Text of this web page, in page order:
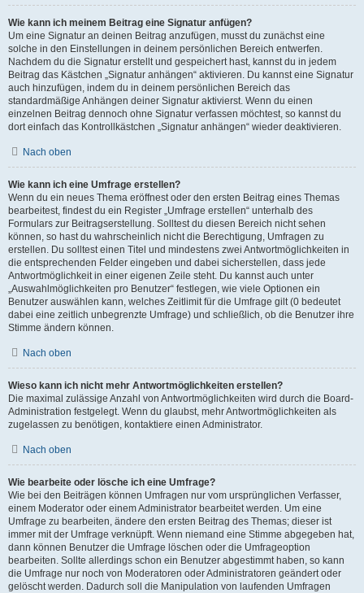
Wie kann ich meinem Beitrag eine Signatur anfügen?
Um eine Signatur an deinen Beitrag anzufügen, musst du zunächst eine
solche in den Einstellungen in deinem persönlichen Bereich entwerfen.
Nachdem du die Signatur erstellt und gespeichert hast, kannst du in jedem
Beitrag das Kästchen „Signatur anhängen“ aktivieren. Du kannst eine Signatur
auch hinzufügen, indem du in deinem persönlichen Bereich das
standardmäßige Anhängen deiner Signatur aktivierst. Wenn du einen
einzelnen Beitrag dennoch ohne Signatur verfassen möchtest, so kannst du
dort einfach das Kontrollkästchen „Signatur anhängen“ wieder deaktivieren.
Nach oben
Wie kann ich eine Umfrage erstellen?
Wenn du ein neues Thema eröffnest oder den ersten Beitrag eines Themas
bearbeitest, findest du ein Register „Umfrage erstellen“ unterhalb des
Formulars zur Beitragserstellung. Solltest du diesen Bereich nicht sehen
können, so hast du wahrscheinlich nicht die Berechtigung, Umfragen zu
erstellen. Du solltest einen Titel und mindestens zwei Antwortmöglichkeiten in
die entsprechenden Felder eingeben und dabei sicherstellen, dass jede
Antwortmöglichkeit in einer eigenen Zeile steht. Du kannst auch unter
„Auswahlmöglichkeiten pro Benutzer“ festlegen, wie viele Optionen ein
Benutzer auswählen kann, welches Zeitlimit für die Umfrage gilt (0 bedeutet
dabei eine zeitlich unbegrenzte Umfrage) und schließlich, ob die Benutzer ihre
Stimme ändern können.
Nach oben
Wieso kann ich nicht mehr Antwortmöglichkeiten erstellen?
Die maximal zulässige Anzahl von Antwortmöglichkeiten wird durch die Board-
Administration festgelegt. Wenn du glaubst, mehr Antwortmöglichkeiten als
zugelassen zu benötigen, kontaktiere einen Administrator.
Nach oben
Wie bearbeite oder lösche ich eine Umfrage?
Wie bei den Beiträgen können Umfragen nur vom ursprünglichen Verfasser,
einem Moderator oder einem Administrator bearbeitet werden. Um eine
Umfrage zu bearbeiten, ändere den ersten Beitrag des Themas; dieser ist
immer mit der Umfrage verknüpft. Wenn niemand eine Stimme abgegeben hat,
dann können Benutzer die Umfrage löschen oder die Umfrageoption
bearbeiten. Sollte allerdings schon ein Benutzer abgestimmt haben, so kann
die Umfrage nur noch von Moderatoren oder Administratoren geändert oder
gelöscht werden. Dadurch soll die Manipulation von laufenden Umfragen